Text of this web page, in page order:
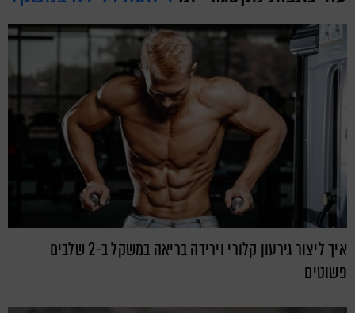
איך ליצור גירעון קלורי וירידה בריאה במשקל ב-2 שלבים
פשוטים